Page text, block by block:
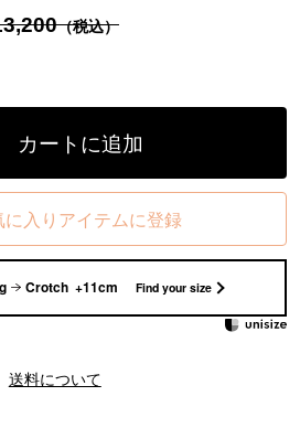
（税込）
カートに追加
に入りアイテムに登録
Crotch +11cm Find your size
送料について